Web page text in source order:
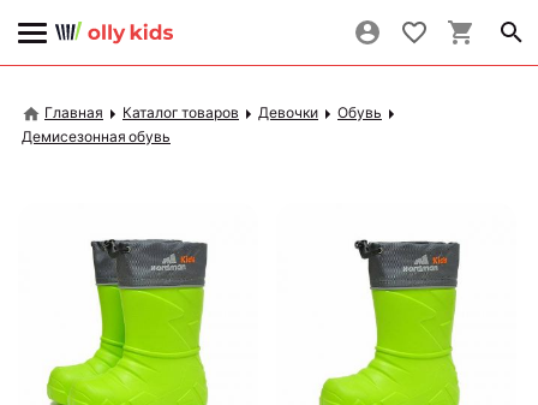
Главная Каталог товаров Девочки
Обувь
Демисезонная обувь